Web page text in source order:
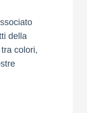
della
colori,